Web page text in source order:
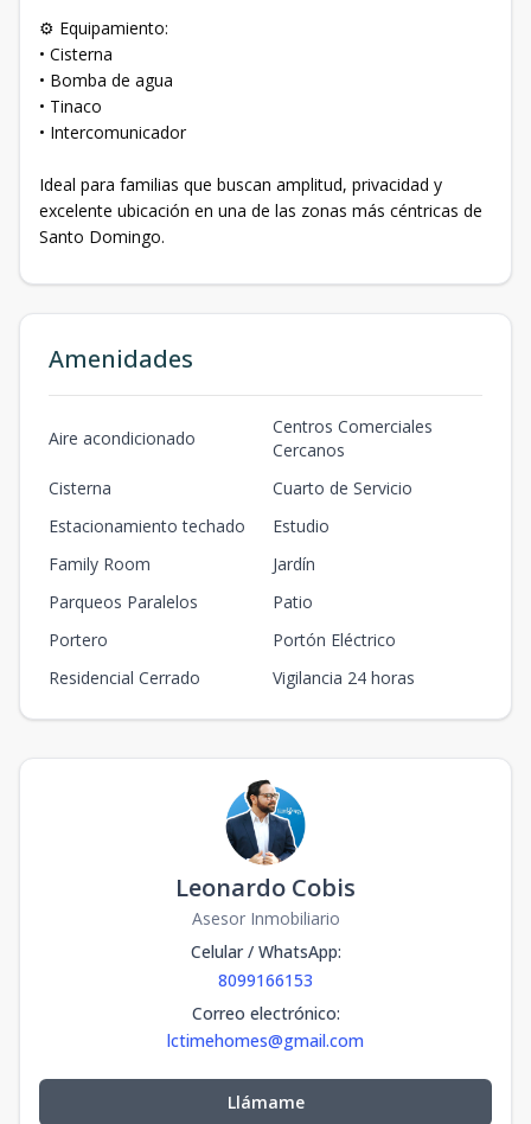
⚙️ Equipamiento:
• Cisterna
• Bomba de agua
• Tinaco
• Intercomunicador
Ideal para familias que buscan amplitud, privacidad y
excelente ubicación en una de las zonas más céntricas de
Santo Domingo.
Amenidades
Aire acondicionado
Centros Comerciales
Cercanos
Cisterna
Cuarto de Servicio
Estacionamiento techado
Estudio
Family Room
Jardín
Parqueos Paralelos
Patio
Portero
Portón Eléctrico
Residencial Cerrado
Vigilancia 24 horas
Leonardo Cobis
Asesor Inmobiliario
Celular / WhatsApp:
8099166153
Correo electrónico:
lctimehomes@gmail.com
Llámame